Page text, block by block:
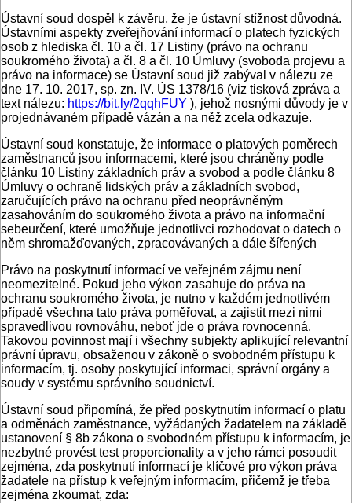
Ústavní soud dospěl k závěru, že je ústavní stížnost důvodná.
Ústavními aspekty zveřejňování informací o platech fyzických
osob z hlediska čl. 10 a čl. 17 Listiny (právo na ochranu
soukromého života) a čl. 8 a čl. 10 Úmluvy (svoboda projevu a
právo na informace) se Ústavní soud již zabýval v nálezu ze
dne 17. 10. 2017, sp. zn. IV. ÚS 1378/16 (viz tisková zpráva a
text nálezu: https://bit.ly/2qqhFUY ), jehož nosnými důvody je v
projednávaném případě vázán a na něž zcela odkazuje.
Ústavní soud konstatuje, že informace o platových poměrech
zaměstnanců jsou informacemi, které jsou chráněny podle
článku 10 Listiny základních práv a svobod a podle článku 8
Úmluvy o ochraně lidských práv a základních svobod,
zaručujících právo na ochranu před neoprávněným
zasahováním do soukromého života a právo na informační
sebeurčení, které umožňuje jednotlivci rozhodovat o datech o
něm shromažďovaných, zpracovávaných a dále šířených
Právo na poskytnutí informací ve veřejném zájmu není
neomezitelné. Pokud jeho výkon zasahuje do práva na
ochranu soukromého života, je nutno v každém jednotlivém
případě všechna tato práva poměřovat, a zajistit mezi nimi
spravedlivou rovnováhu, neboť jde o práva rovnocenná.
Takovou povinnost mají i všechny subjekty aplikující relevantní
právní úpravu, obsaženou v zákoně o svobodném přístupu k
informacím, tj. osoby poskytující informaci, správní orgány a
soudy v systému správního soudnictví.
Ústavní soud připomíná, že před poskytnutím informací o platu
a odměnách zaměstnance, vyžádaných žadatelem na základě
ustanovení § 8b zákona o svobodném přístupu k informacím, je
nezbytné provést test proporcionality a v jeho rámci posoudit
zejména, zda poskytnutí informací je klíčové pro výkon práva
žadatele na přístup k veřejným informacím, přičemž je třeba
zejména zkoumat, zda: